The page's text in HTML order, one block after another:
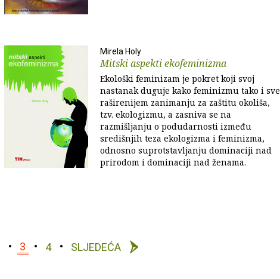
Mirela Holy
Mitski aspekti ekofeminizma
Ekološki feminizam je pokret koji svoj
nastanak duguje kako feminizmu tako i sve
raširenijem zanimanju za zaštitu okoliša,
tzv. ekologizmu, a zasniva se na
razmišljanju o podudarnosti između
središnjih teza ekologizma i feminizma,
odnosno suprotstavljanju dominaciji nad
prirodom i dominaciji nad ženama.
3 4 SLJEDEĆA